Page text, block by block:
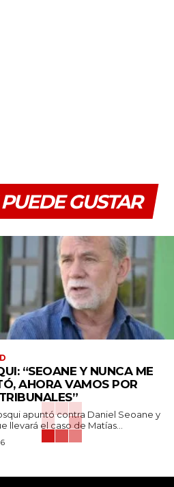
GUSTAR
“SEOANE Y NUNCA ME
AHORA VAMOS POR
apuntó contra Daniel Seoane y
llevará el caso de Matías...